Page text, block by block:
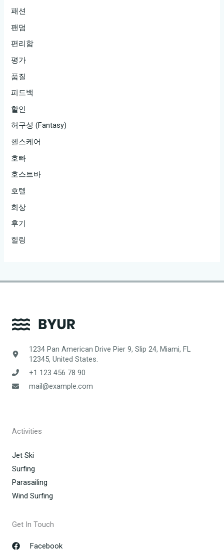
패션
팬덤
편리함
평가
품질
피드백
할인
허구성 (Fantasy)
헬스케어
호빠
호스트바
호텔
회상
후기
힐링
1234 Pan American Drive Pier 9, Slip 24, Miami, FL
12345, United States.
+1 123 456 78 90
mail@example.com
Activities
Jet Ski
Surfing
Parasailing
Wind Surfing
Get In Touch
Facebook